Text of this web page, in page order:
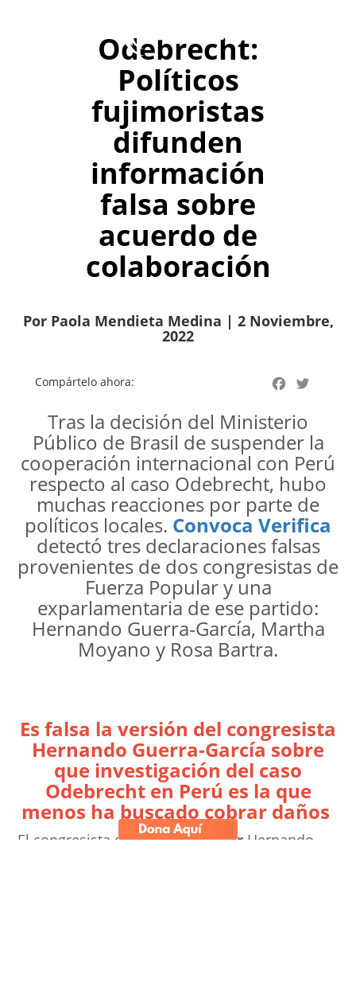
Odebrecht:
Políticos
fujimoristas
difunden
información
falsa sobre
acuerdo de
colaboración
Por Paola Mendieta Medina | 2 Noviembre,
2022
Compártelo ahora: Facebook
Tras la decisión del Ministerio
Público de Brasil de suspender la
cooperación internacional con Perú
respecto al caso Odebrecht, hubo
muchas reacciones por parte de
políticos locales. Convoca Verifica
detectó tres declaraciones falsas
provenientes de dos congresistas de
Fuerza Popular y una
exparlamentaria de ese partido:
Hernando Guerra-García, Martha
Moyano y Rosa Bartra.
Es falsa la versión del congresista
Hernando Guerra-García sobre
que investigación del caso
Odebrecht en Perú es la que
menos ha buscado cobrar daños
El congresista deFuerza Popular Hernando